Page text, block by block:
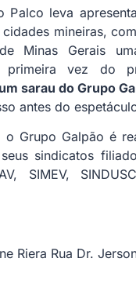
Palco leva
mineiras,
Minas Gerais
primeira vez do
sarau do Grupo
antes do
Grupo Galpão é
sindicatos
SIMEV,
Riera Rua Dr.